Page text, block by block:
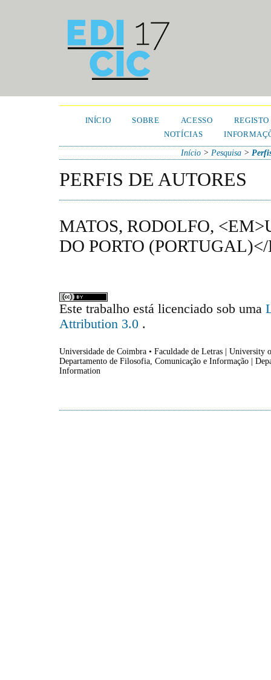
INÍCIO SOBRE ACESSO
REGISTO
NOTÍCIAS
Início >Pesquisa >
PERFIS DE AUTORES
MATOS, RODOLFO,
DO PORTO
Este trabalho está licenciado sob uma
Attribution 3.0 .
Universidade de Coimbra • Faculdade de Letras |
Departamento de Filosofia, Comunicação e Informação |
Information